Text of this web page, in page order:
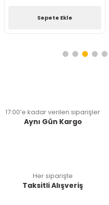
Sepete Ekle
17:00’e kadar verilen siparişler
Aynı Gün Kargo
Her siparişte
Taksitli Alışveriş